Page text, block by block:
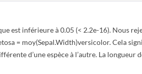
est inférieure à 0.05 (< 2.2e-16). Nous
= moy(Sepal.Width)versicolor. Cela
d’une espèce à l’autre. La longueur